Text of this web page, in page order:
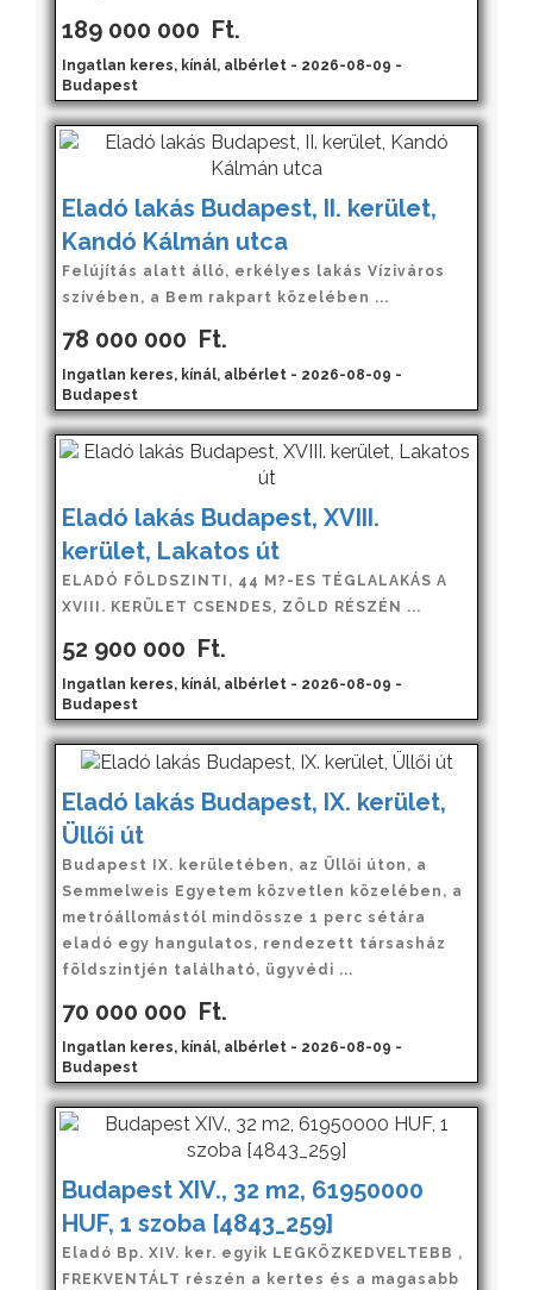
189 000 000 Ft.
Ingatlan keres, kínál, albérlet - 2026-08-09 -
Budapest
Eladó lakás Budapest, II. kerület,
Kandó Kálmán utca
Felújítás alatt álló, erkélyes lakás Víziváros
szívében, a Bem rakpart közelében ...
78 000 000 Ft.
Ingatlan keres, kínál, albérlet - 2026-08-09 -
Budapest
Eladó lakás Budapest, XVIII.
kerület, Lakatos út
ELADÓ FÖLDSZINTI, 44 M?-ES TÉGLALAKÁS A
XVIII. KERÜLET CSENDES, ZÖLD RÉSZÉN ...
52 900 000 Ft.
Ingatlan keres, kínál, albérlet - 2026-08-09 -
Budapest
Eladó lakás Budapest, IX. kerület,
Üllői út
Budapest IX. kerületében, az Üllői úton, a
Semmelweis Egyetem közvetlen közelében, a
metróállomástól mindössze 1 perc sétára
eladó egy hangulatos, rendezett társasház
földszintjén található, ügyvédi ...
70 000 000 Ft.
Ingatlan keres, kínál, albérlet - 2026-08-09 -
Budapest
Budapest XIV., 32 m2, 61950000
HUF, 1 szoba [4843_259]
Eladó Bp. XIV. ker. egyik LEGKÖZKEDVELTEBB ,
FREKVENTÁLT részén a kertes és a magasabb